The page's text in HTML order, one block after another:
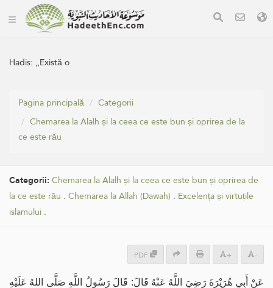
Hadis: „Există o
Pagina principală
Categorii
Chemarea la Alalh și la ceea ce este bun și oprirea de la
ce este rău
Categorii: Chemarea la Alalh și la ceea ce este bun și oprirea de
la ce este rău . Chemarea la Allah (Dawah) . Excelența și virtuțile
islamului .
PDF + -
عَنْ أَبِي هُرَيْرَةَ رَضِيَ اللَّهُ عَنْهُ قَالَ: قَالَ رَسُولُ اللَّهِ صَلَّى اللهُ عَلَيْهِ